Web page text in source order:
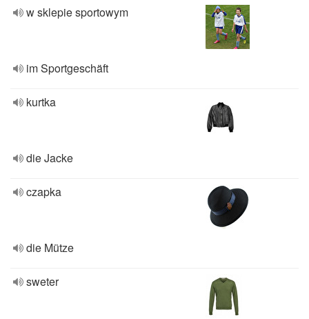
w sklepie sportowym
im Sportgeschäft
kurtka
die Jacke
czapka
die Mütze
sweter